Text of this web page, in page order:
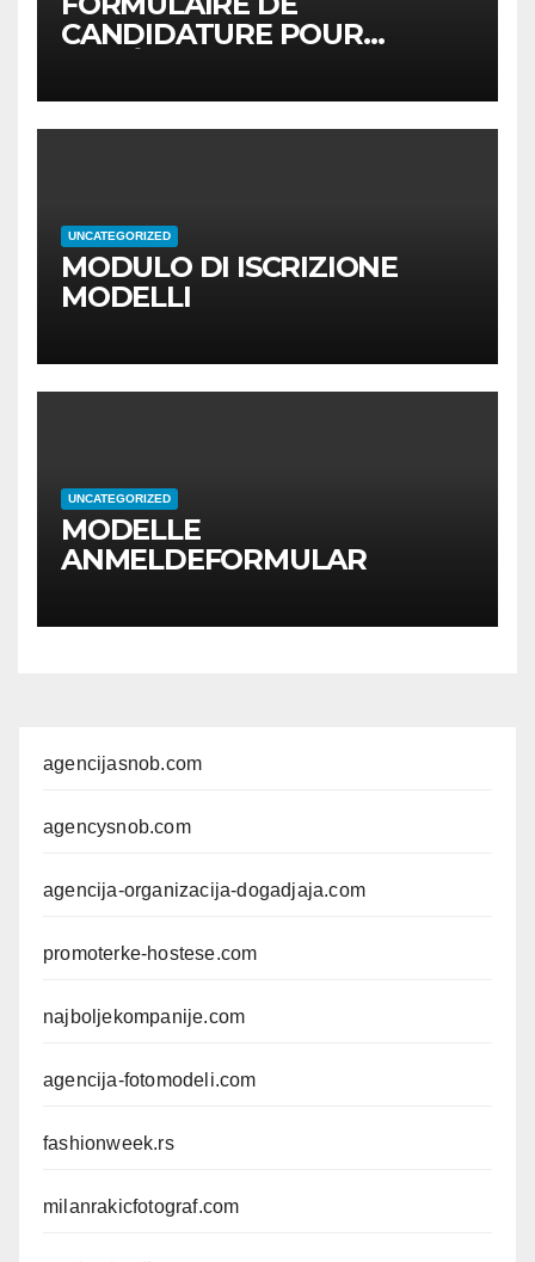
CANDIDATURE POUR
UNCATEGORIZED
MODULO DI ISCRIZIONE
MODELLI
UNCATEGORIZED
MODELLE
ANMELDEFORMULAR
agencijasnob.com
agencysnob.com
agencija-organizacija-dogadjaja.com
promoterke-hostese.com
najboljekompanije.com
agencija-fotomodeli.com
fashionweek.rs
milanrakicfotograf.com